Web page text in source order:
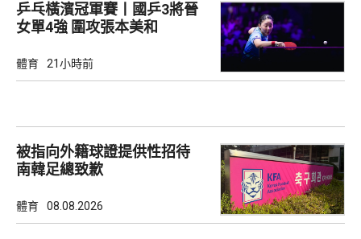
乒乓橫濱冠軍賽丨國乒3將晉
女單4強 圍攻張本美和
體育 21小時前
被指向外籍球證提供性招待
南韓足總致歉
體育 08.08.2026